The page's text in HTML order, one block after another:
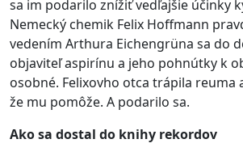
sa im podarilo znížiť vedľajšie účinky
Nemecký chemik Felix Hoffmann
vedením Arthura Eichengrüna sa do
objaviteľ aspirínu a jeho pohnútky k
osobné. Felixovho otca trápila reuma
že mu pomôže. A podarilo sa.
Ako sa dostal do knihy rekordov